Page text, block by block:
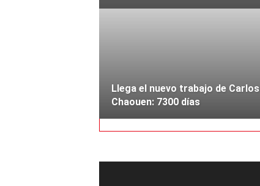
Llega el nuevo trabajo de Carlos
Chaouen: 7300 días